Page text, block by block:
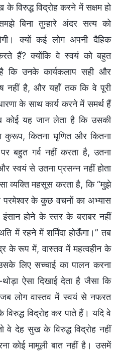
विरुद्ध विद्रोह करने में सक्षम हो
बिना तुम्हारे अंदर सत्य को
क्यों कई लोग अपनी दैहिक
हैं? क्योंकि वे स्वयं को बहुत
कि उनके कार्यकलाप सही और
नहीं है, और यहाँ तक कि वे पूरी
के साथ कार्य करने में समर्थ हैं
कोई यह जान लेता है कि उसकी
कुरूप, कितना घृणित और कितना
बहुत गर्व नहीं करता है, उतना
स्वयं से उतना प्रसन्न नहीं होता
व्यक्ति महसूस करता है, कि “मुझे
परमेश्वर के कुछ वचनों का अभ्यास
इंसान होने के स्तर के बराबर नहीं
में रहने में शर्मिंदा होऊँगा।” तब
के रूप में, वास्तव में महत्वहीन के
लिए सच्चाई का पालन करना
ऐसा दिखाई देता है जैसा कि
जब लोग वास्तव में स्वयं से नफरत
विद्रोह कर पाते हैं। यदि वे
देह सुख के विरुद्ध विद्रोह नहीं
कोई मामूली बात नहीं है। उसमें